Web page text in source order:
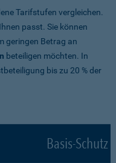
Tarifstufen vergleichen.
passt. Sie können
geringen Betrag an
beteiligen möchten. In
bis zu 20 % der
Basis-Schutz